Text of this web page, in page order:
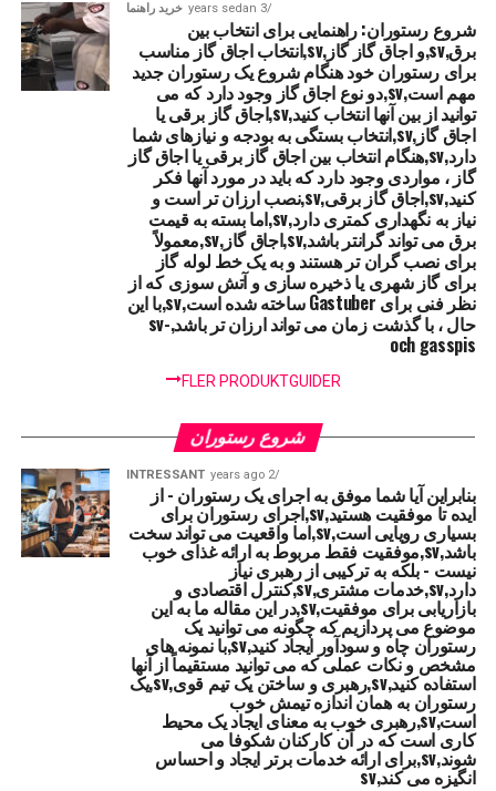
خرید راهنما 3 years sedan
شروع رستوران: راهنمایی برای انتخاب بین
برق,sv,و اجاق گاز گاز,sv,انتخاب اجاق گاز مناسب
برای رستوران خود هنگام شروع یک رستوران جدید
مهم است,sv,دو نوع اجاق گاز وجود دارد که می
توانید از بین آنها انتخاب کنید,sv,اجاق گاز برقی یا
اجاق گاز,sv,انتخاب بستگی به بودجه و نیازهای شما
دارد,sv,هنگام انتخاب بین اجاق گاز برقی یا اجاق گاز
گاز ، مواردی وجود دارد که باید در مورد آنها فکر
کنید,sv,اجاق گاز برقی,sv,نصب ارزان تر است و
نیاز به نگهداری کمتری دارد,sv,اما بسته به قیمت
برق می تواند گرانتر باشد,sv,اجاق گاز,sv,معمولاً
برای نصب گران تر هستند و به یک خط لوله گاز
برای گاز شهری یا ذخیره سازی و آتش سوزی که از
نظر فنی برای Gastuber ساخته شده است,sv,با این
حال ، با گذشت زمان می تواند ارزان تر باشد,sv-
och gasspis
FLER PRODUKTGUIDER
شروع رستوران
INTRESSANT 2 years ago
بنابراین آیا شما موفق به اجرای یک رستوران - از
ایده تا موفقیت هستید,sv,اجرای رستوران برای
بسیاری رویایی است,sv,اما واقعیت می تواند سخت
باشد,sv,موفقیت فقط مربوط به ارائه غذای خوب
نیست - بلکه به ترکیبی از رهبری نیاز
دارد,sv,خدمات مشتری,sv,کنترل اقتصادی و
بازاریابی برای موفقیت,sv,در این مقاله ما به این
موضوع می پردازیم که چگونه می توانید یک
رستوران چاه و سودآور ایجاد کنید,sv,با نمونه های
مشخص و نکات عملی که می توانید مستقیماً از آنها
استفاده کنید,sv,رهبری و ساختن یک تیم قوی,sv,یک
رستوران به همان اندازه تیمش خوب
است,sv,رهبری خوب به معنای ایجاد یک محیط
کاری است که در آن کارکنان شکوفا می
شوند,sv,برای ارائه خدمات برتر ایجاد و احساس
انگیزه می کند,sv